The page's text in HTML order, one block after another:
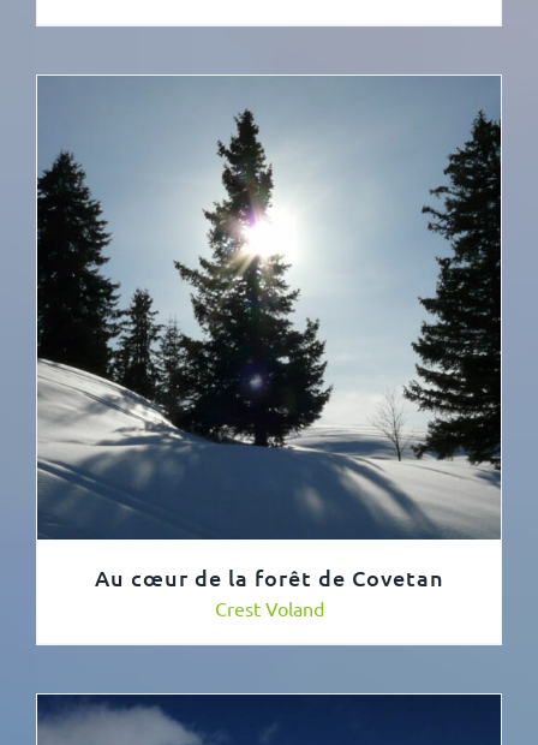
Au cœur de la forêt de Covetan
Crest Voland